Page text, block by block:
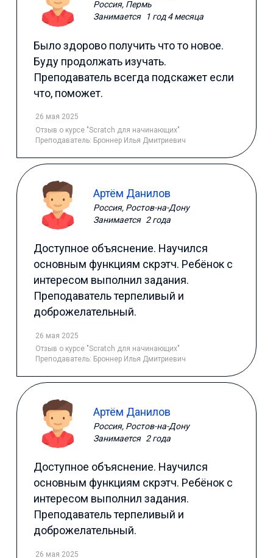
Россия, Пермь
Занимается
1 год 4 месяца
Было здорово получить что то новое.
Буду продолжать изучать.
Преподаватель всегда подскажет если
что, поможет.
26 мая 2025
Отзыв о курсе "Scratch для начинающих"
Преподаватель: Броннер Илья Дмитриевич
Артём Данилов
Россия, Ростов-на-Дону
Занимается 2 года
Доступное объяснение. Научился
основным функциям скрэтч. Ребёнок с
интересом выполнил задания.
Преподаватель терпеливый и
доброжелательный.
26 мая 2025
Отзыв о курсе "Scratch для начинающих"
Преподаватель: Броннер Илья Дмитриевич
Артём Данилов
Россия, Ростов-на-Дону
Занимается 2 года
Доступное объяснение. Научился
основным функциям скрэтч. Ребёнок с
интересом выполнил задания.
Преподаватель терпеливый и
доброжелательный.
26 мая 2025